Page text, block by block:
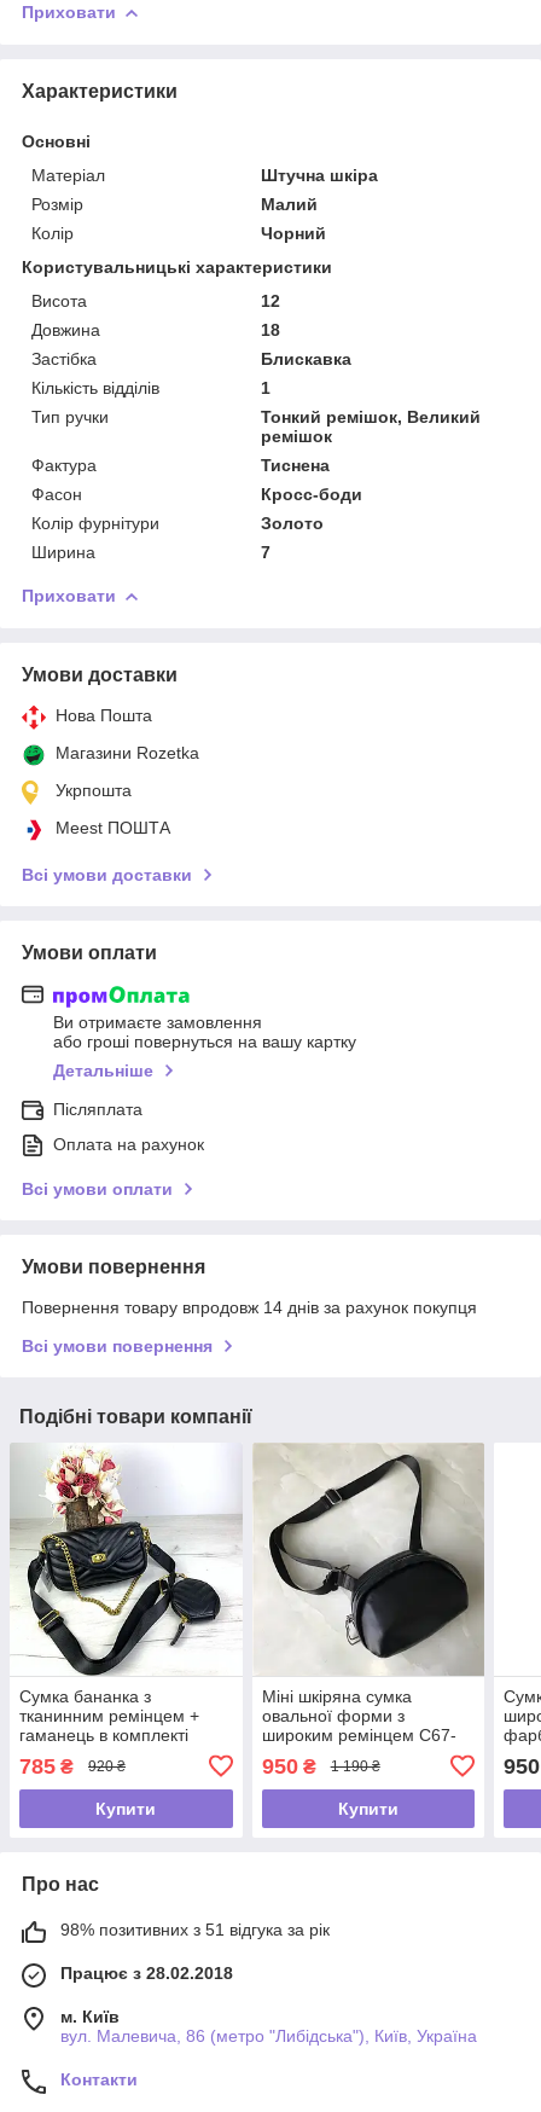
Приховати
Характеристики
Основні
Матеріал
Штучна шкіра
Розмір
Малий
Колір
Чорний
Користувальницькі характеристики
Висота
12
Довжина
18
Застібка
Блискавка
Кількість відділів
1
Тип ручки
Тонкий ремішок, Великий
ремішок
Фактура
Тиснена
Фасон
Кросс-боди
Колір фурнітури
Золото
Ширина
7
Приховати
Умови доставки
Нова Пошта
Магазини Rozetka
Укрпошта
Meest ПОШТА
Всі умови доставки
Умови оплати
Ви отримаєте замовлення
або гроші повернуться на вашу картку
Детальніше
Післяплата
Оплата на рахунок
Всі умови оплати
Умови повернення
Повернення товару впродовж 14 днів за рахунок покупця
Всі умови повернення
Подібні товари компанії
Сумка бананка з
тканинним ремінцем +
гаманець в комплекті
785 ₴ 920 ₴
Купити
Міні шкіряна сумка
овальної форми з
широким ремінцем С67-
950₴ 1 190 ₴
Купити
950
Про нас
98% позитивних з 51 відгука за рік
Працює з 28.02.2018
м. Київ
вул. Малевича, 86 (метро "Либідська"), Київ, Україна
Контакти